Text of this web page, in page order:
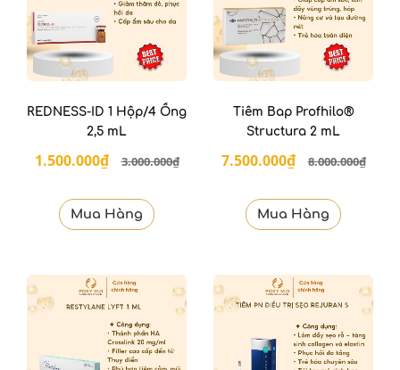
REDNESS-ID 1 Hộp/4 Ống
2,5 mL
1.500.000₫ 3.000.000₫
Mua Hàng
Tiêm Bap Profhilo®
Structura 2 mL
7.500.000₫ 8.000.000₫
Mua Hàng